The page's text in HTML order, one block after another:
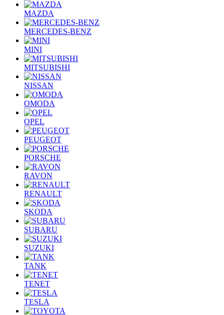
MAZDA
MERCEDES-BENZ
MINI
MITSUBISHI
NISSAN
OMODA
OPEL
PEUGEOT
PORSCHE
RAVON
RENAULT
SKODA
SUBARU
SUZUKI
TANK
TENET
TESLA